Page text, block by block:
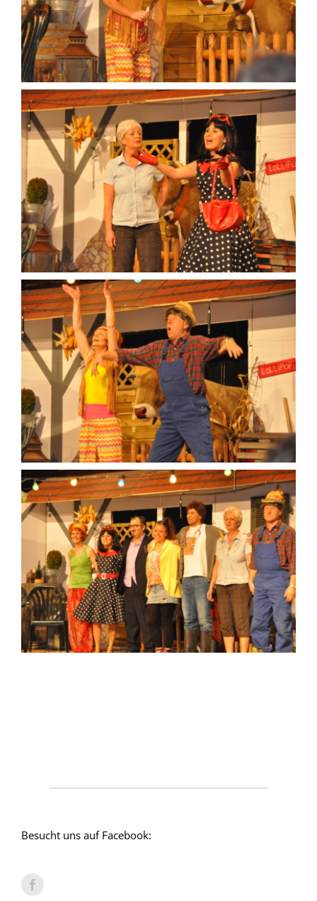
Besucht uns auf Facebook: